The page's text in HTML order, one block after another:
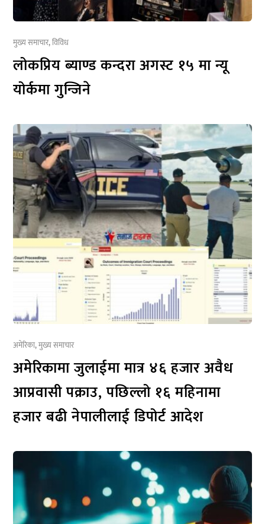
मुख्य समाचार,विविध
लोकप्रिय ब्याण्ड कन्दरा अगस्ट १५ मा न्यू
योर्कमा गुन्जिने
अमेरिका,मुख्य समाचार
अमेरिकामा जुलाईमा मात्र ४६ हजार अवैध
आप्रवासी पक्राउ, पछिल्लो १६ महिनामा
हजार बढी नेपालीलाई डिपोर्ट आदेश